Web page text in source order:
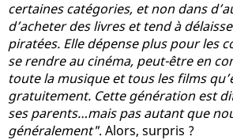
certaines catégories, et non dans
d’acheter des livres et tend à
piratées. Elle dépense plus pour les
se rendre au cinéma, peut-être en
toute la musique et tous les films
gratuitement. Cette génération est
ses parents…mais pas autant que
généralement". Alors, surpris ?